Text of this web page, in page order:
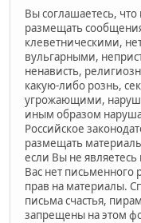
Вы соглашаетесь,
размещать
клеветническими,
вульгарными,
ненависть,
какую-либо рознь,
угрожающими,
иным образом
Российское
размещать
если Вы не
Вас нет письменного
прав на материалы.
письма счастья,
запрещены на этом